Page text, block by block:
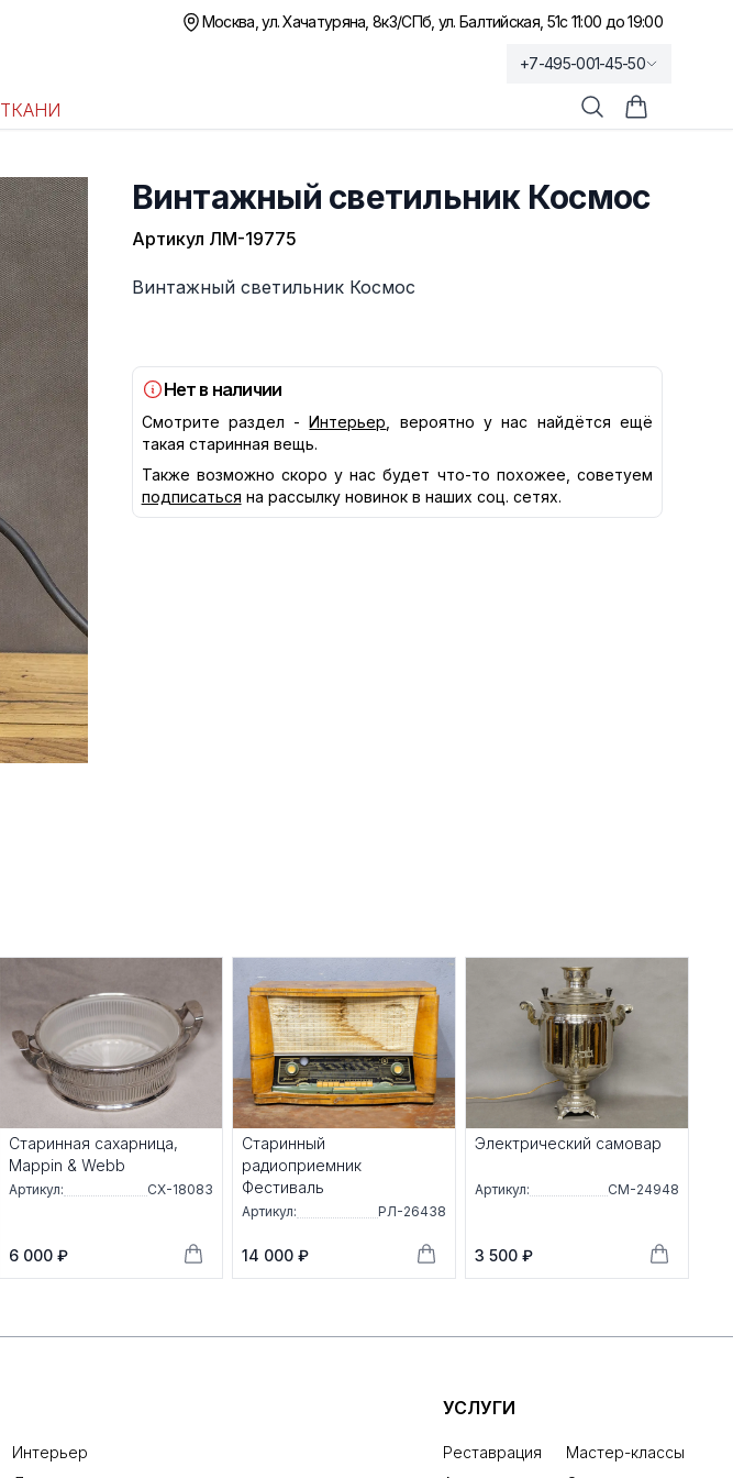
Москва, ул. Хачатуряна, 8к3/СПб, ул. Балтийская, 51с 11:00 до 19:00
ТКАНИ
+7-495-001-45-50
ПоискКорзина
Винтажный светильник Космос
Артикул ЛМ-19775
Описание
Винтажный светильник Космос
Нет в наличии
Смотрите раздел - Интерьер , вероятно у нас найдётся ещё
такая старинная вещь.
Также возможно скоро у нас будет что-то похожее, советуем
подписаться на рассылку новинок в наших соц. сетях.
Старинная сахарница,
Mappin & Webb
Артикул: СХ-18083
6 000 ₽
Старинный
радиоприемник
Фестиваль
Артикул: РЛ-26438
14 000 ₽
Электрический самовар
Артикул: СМ-24948
3 500 ₽
Интерьер
УСЛУГИ
Реставрация
Мастер-классы